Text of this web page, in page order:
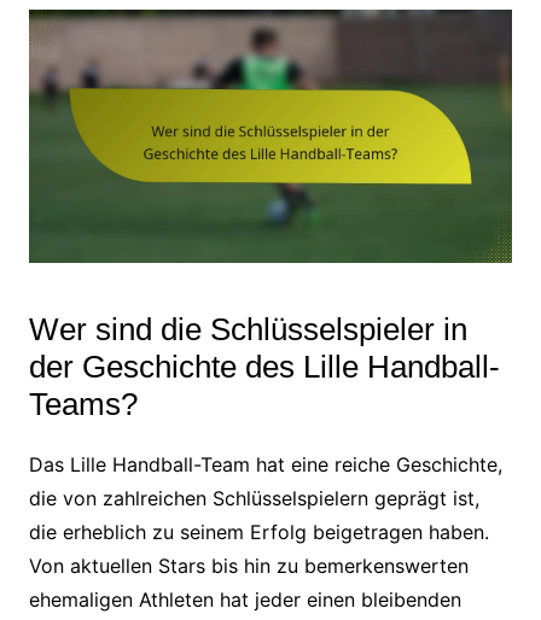
Wer sind die Schlüsselspieler in
der Geschichte des Lille Handball-
Teams?
Das Lille Handball-Team hat eine reiche Geschichte,
die von zahlreichen Schlüsselspielern geprägt ist,
die erheblich zu seinem Erfolg beigetragen haben.
Von aktuellen Stars bis hin zu bemerkenswerten
ehemaligen Athleten hat jeder einen bleibenden